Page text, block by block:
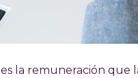
es la remuneración que